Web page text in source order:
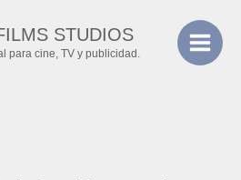
STUDIOS
para cine, TV y publicidad.